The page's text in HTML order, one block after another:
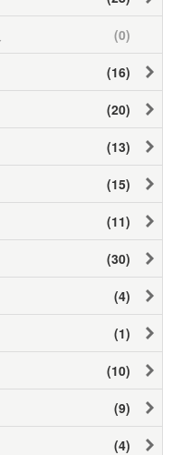
(0)
(16)
(20)
(13)
(15)
(11)
(30)
(4)
(1)
(10)
(9)
(4)